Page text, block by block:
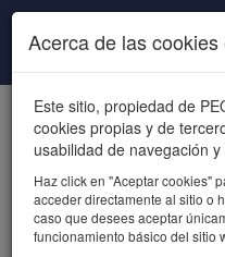
Pasar al contenido principal
Acerca de las
Este sitio, propiedad de
cookies propias y de
usabilidad de navegación
Haz click en "Aceptar cookies"
acceder directamente al sitio o
caso que desees aceptar
funcionamiento básico del sitio